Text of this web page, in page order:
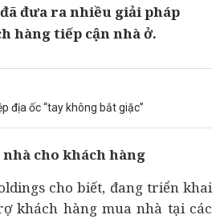
đưa ra nhiều giải pháp
hàng tiếp cận nhà ở.
địa ốc “tay không bắt giặc”
cho khách hàng
cho biết, đang triển khai
khách hàng mua nhà tại các